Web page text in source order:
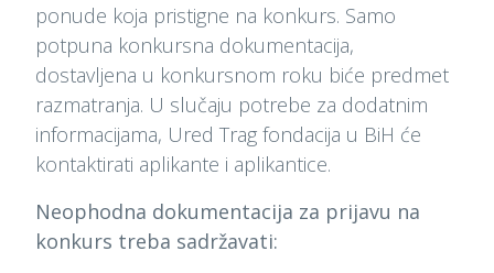
ponude koja pristigne na konkurs. Samo
potpuna konkursna dokumentacija,
dostavljena u konkursnom roku biće predmet
razmatranja. U slučaju potrebe za dodatnim
informacijama, Ured Trag fondacija u BiH će
kontaktirati aplikante i aplikantice.
Neophodna dokumentacija za prijavu na
konkurs treba sadržavati: